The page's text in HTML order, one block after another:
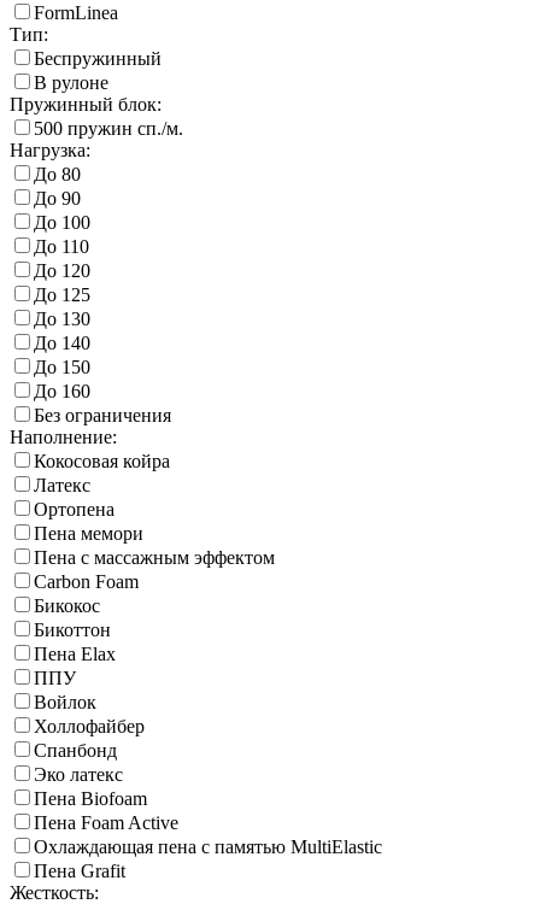
FormLinea
Тип:
Беспружинный
В рулоне
Пружинный блок:
500 пружин сп./м.
Нагрузка:
До 80
До 90
До 100
До 110
До 120
До 125
До 130
До 140
До 150
До 160
Без ограничения
Наполнение:
Кокосовая койра
Латекс
Ортопена
Пена мемори
Пена с массажным эффектом
Carbon Foam
Бикокос
Бикоттон
Пена Elax
ППУ
Войлок
Холлофайбер
Спанбонд
Эко латекс
Пена Biofoam
Пена Foam Active
Охлаждающая пена с памятью MultiElastic
Пена Grafit
Жесткость: